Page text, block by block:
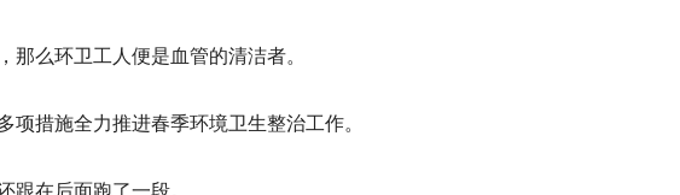
那么环卫工人便是血管的清洁者。
项措施全力推进春季环境卫生整治工作。
跟在后面跑了一段。